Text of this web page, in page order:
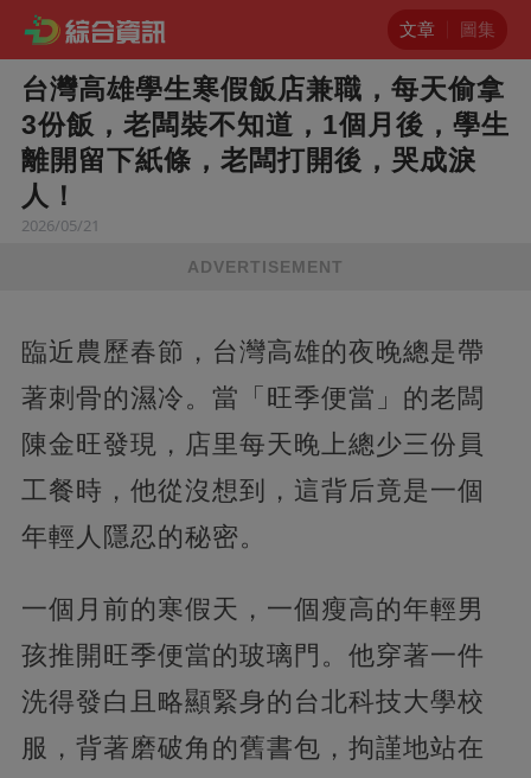
文章 圖集
台灣高雄學生寒假飯店兼職，每天偷拿
3份飯，老闆裝不知道，1個月後，學生
離開留下紙條，老闆打開後，哭成淚
人！
2026/05/21
ADVERTISEMENT
臨近農歷春節，台灣高雄的夜晚總是帶
著刺骨的濕冷。當「旺季便當」的老闆
陳金旺發現，店里每天晚上總少三份員
工餐時，他從沒想到，這背后竟是一個
年輕人隱忍的秘密。
一個月前的寒假天，一個瘦高的年輕男
孩推開旺季便當的玻璃門。他穿著一件
洗得發白且略顯緊身的台北科技大學校
服，背著磨破角的舊書包，拘謹地站在